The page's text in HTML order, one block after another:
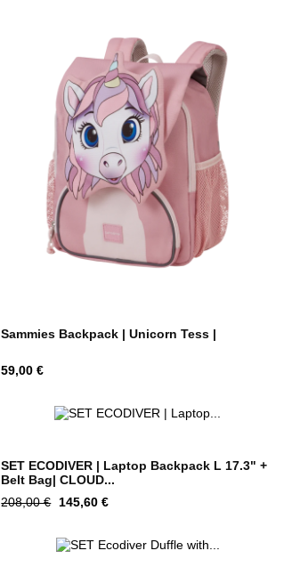
Sammies Backpack | Unicorn Tess |
Hind
59,00 €
SET ECODIVER | Laptop Backpack L 17.3" +
Belt Bag| CLOUD...
Tavahind
208,00 € Hind
145,60 €